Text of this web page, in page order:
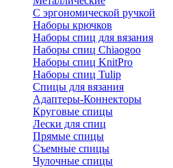
С эргономической ручкой
Наборы крючков
Наборы спиц для вязания
Наборы спиц Chiaogoo
Наборы спиц KnitPro
Наборы спиц Tulip
Спицы для вязания
Адаптеры-Коннекторы
Круговые спицы
Лески для спиц
Прямые спицы
Съемные спицы
Чулочные спицы